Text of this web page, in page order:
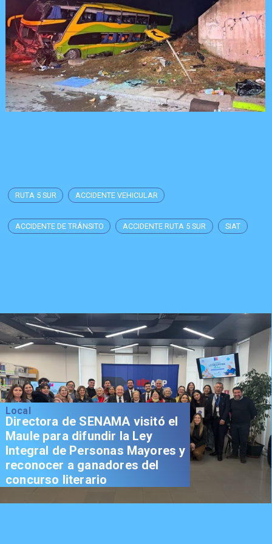
RUTA 5 SUR ACCIDENTE VEHICULAR
ACCIDENTE DE TRÁNSITO ACCIDENTE RUTA 5 SUR SIAT
Local
Directora de SENAMA visitó el
Maule para difundir la Ley
Integral de Personas Mayores y
reconocer a ganadores del
concurso literario